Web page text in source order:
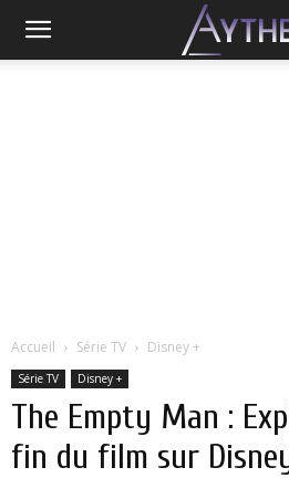
Accueil Série TV Disney +
Série TV Disney +
The Empty Man :
fin du film sur